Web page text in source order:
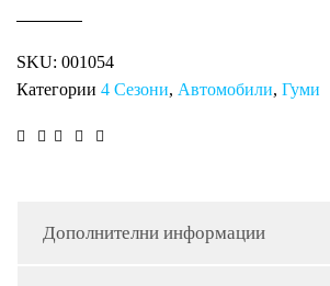
XL
FR
SKU: 001054
Категории 4 Сезони, Автомобили, Гуми
Дополнителни информации